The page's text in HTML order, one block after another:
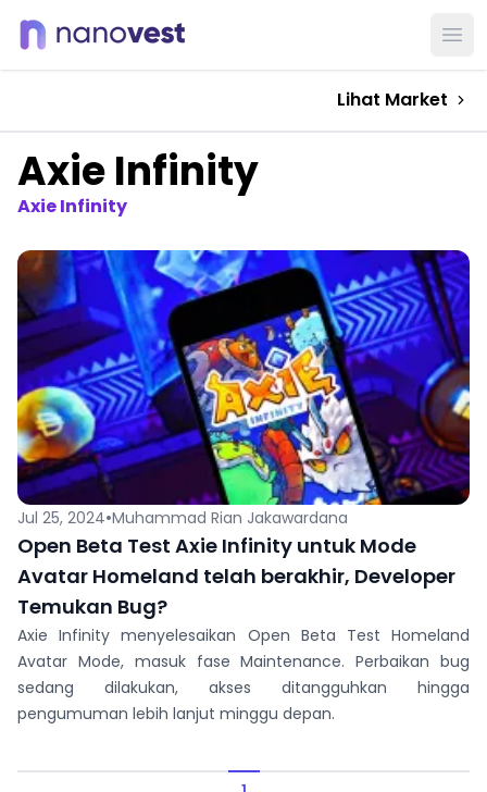
Lihat Market
Axie Infinity
Axie Infinity
Jul 25, 2024•Muhammad Rian Jakawardana
Open Beta Test Axie Infinity untuk Mode
Avatar Homeland telah berakhir, Developer
Temukan Bug?
Axie Infinity menyelesaikan Open Beta Test Homeland
Avatar Mode, masuk fase Maintenance. Perbaikan bug
sedang dilakukan, akses ditangguhkan hingga
pengumuman lebih lanjut minggu depan.